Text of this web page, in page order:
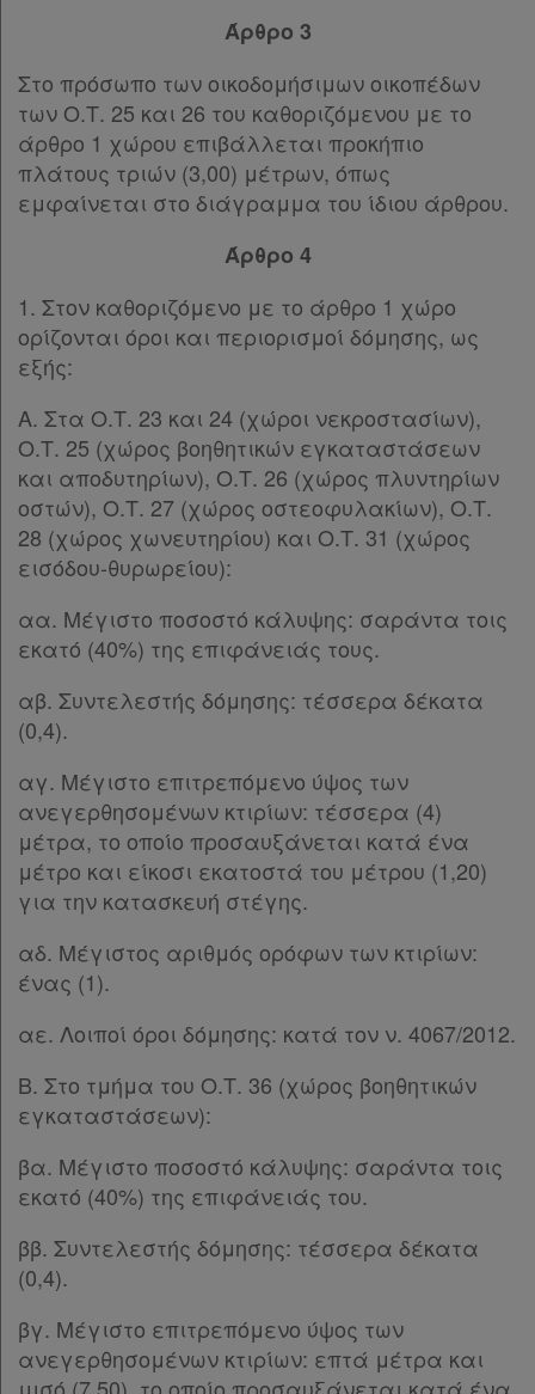
Άρθρο 3
Στο πρόσωπο των οικοδομήσιμων οικοπέδων
των Ο.Τ. 25 και 26 του καθοριζόμενου με το
άρθρο 1 χώρου επιβάλλεται προκήπιο
πλάτους τριών (3,00) μέτρων, όπως
εμφαίνεται στο διάγραμμα του ίδιου άρθρου.
Άρθρο 4
1. Στον καθοριζόμενο με το άρθρο 1 χώρο
ορίζονται όροι και περιορισμοί δόμησης, ως
εξής:
Α. Στα Ο.Τ. 23 και 24 (χώροι νεκροστασίων),
Ο.Τ. 25 (χώρος βοηθητικών εγκαταστάσεων
και αποδυτηρίων), Ο.Τ. 26 (χώρος πλυντηρίων
οστών), Ο.Τ. 27 (χώρος οστεοφυλακίων), Ο.Τ.
28 (χώρος χωνευτηρίου) και Ο.Τ. 31 (χώρος
εισόδου-θυρωρείου):
αα. Μέγιστο ποσοστό κάλυψης: σαράντα τοις
εκατό (40%) της επιφάνειάς τους.
αβ. Συντελεστής δόμησης: τέσσερα δέκατα
(0,4).
αγ. Μέγιστο επιτρεπόμενο ύψος των
ανεγερθησομένων κτιρίων: τέσσερα (4)
μέτρα, το οποίο προσαυξάνεται κατά ένα
μέτρο και είκοσι εκατοστά του μέτρου (1,20)
για την κατασκευή στέγης.
αδ. Μέγιστος αριθμός ορόφων των κτιρίων:
ένας (1).
αε. Λοιποί όροι δόμησης: κατά τον ν. 4067/2012.
Β. Στο τμήμα του Ο.Τ. 36 (χώρος βοηθητικών
εγκαταστάσεων):
βα. Μέγιστο ποσοστό κάλυψης: σαράντα τοις
εκατό (40%) της επιφάνειάς του.
ββ. Συντελεστής δόμησης: τέσσερα δέκατα
(0,4).
βγ. Μέγιστο επιτρεπόμενο ύψος των
ανεγερθησομένων κτιρίων: επτά μέτρα και